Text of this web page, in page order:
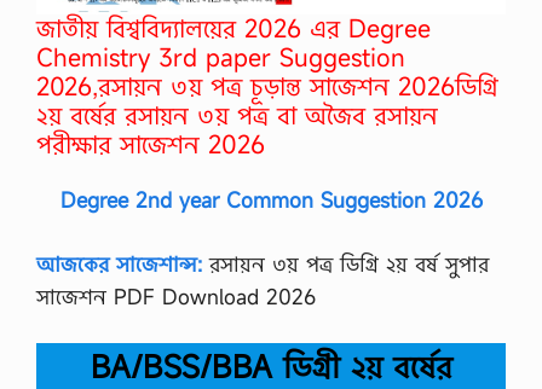
সূ
ত্রা
য়াে
জাতীয় বিশ্ববিদ্যালয়ের 2026 এর Degree
Chemistry 3rd paper Suggestion
2026,রসায়ন ৩য় পত্র চূড়ান্ত সাজেশন 2026ডিগ্রি
২য় বর্ষের রসায়ন ৩য় পত্র বা অজৈব রসায়ন
পরীক্ষার সাজেশন 2026
Degree 2nd year Common Suggestion 2026
আজকের সাজেশান্স: রসায়ন ৩য় পত্র ডিগ্রি ২য় বর্ষ সুপার
সাজেশন PDF Download 2026
BA/BSS/BBA ডিগ্রী ২য় বর্ষের